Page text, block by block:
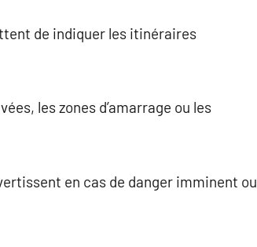
de indiquer les itinéraires
les zones d’amarrage ou les
en cas de danger imminent ou